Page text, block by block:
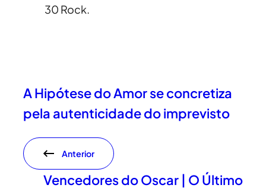
30 Rock.
A Hipótese do Amor se concretiza
pela autenticidade do imprevisto
Anterior
Vencedores do Oscar | O Último